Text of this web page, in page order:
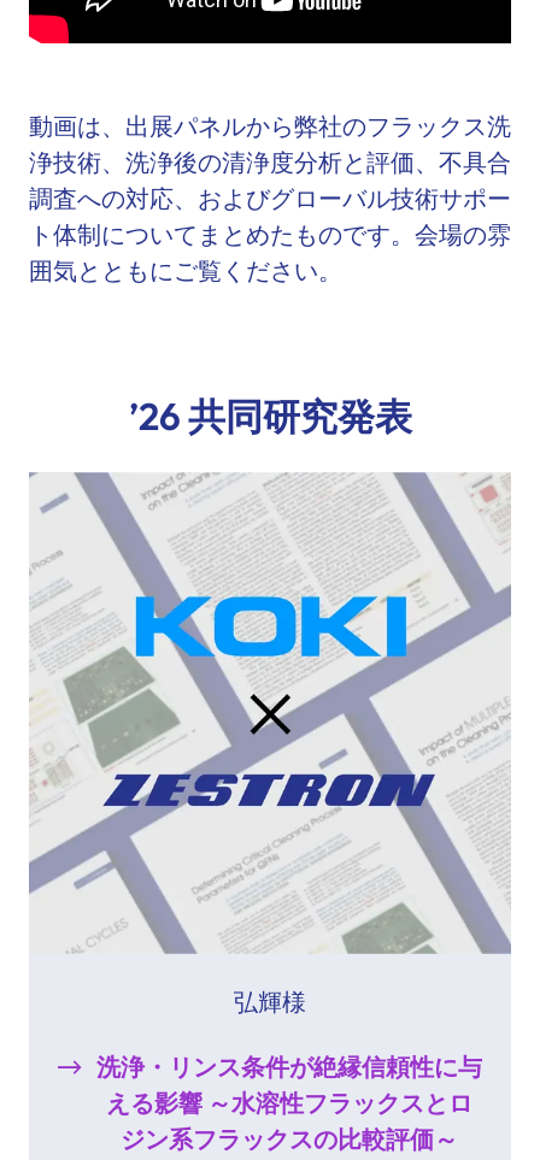
動画は、出展パネルから弊社のフラックス洗
浄技術、洗浄後の清浄度分析と評価、不具合
調査への対応、およびグローバル技術サポー
ト体制についてまとめたものです。会場の雰
囲気とともにご覧ください。
’26 共同研究発表
弘輝様
洗浄・リンス条件が絶縁信頼性に与
える影響 ～水溶性フラックスとロ
ジン系フラックスの比較評価～